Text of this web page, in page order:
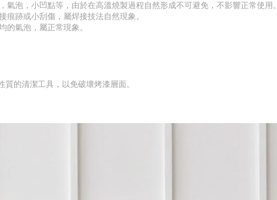
氣泡，小凹點等，由於在高溫燒製過程自然形成不可避免，不影響正常使用。
跡或小刮傷，屬焊接技法自然現象。
的氣泡，屬正常現象。
的清潔工具，以免破壞烤漆層面。